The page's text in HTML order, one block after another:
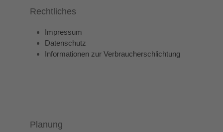
Rechtliches
Impressum
Datenschutz
Informationen zur Verbraucherschlichtung
Planung